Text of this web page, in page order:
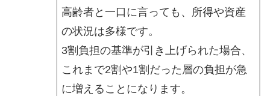
高齢者と一口に言っても、所得や資産
の状況は多様です。
3割負担の基準が引き上げられた場合、
これまで2割や1割だった層の負担が急
に増えることになります。